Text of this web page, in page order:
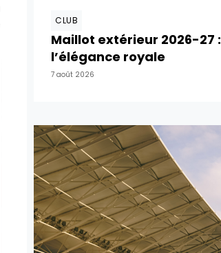
CLUB
Maillot extérieur 2026-27 :
l’élégance royale
7 août 2026